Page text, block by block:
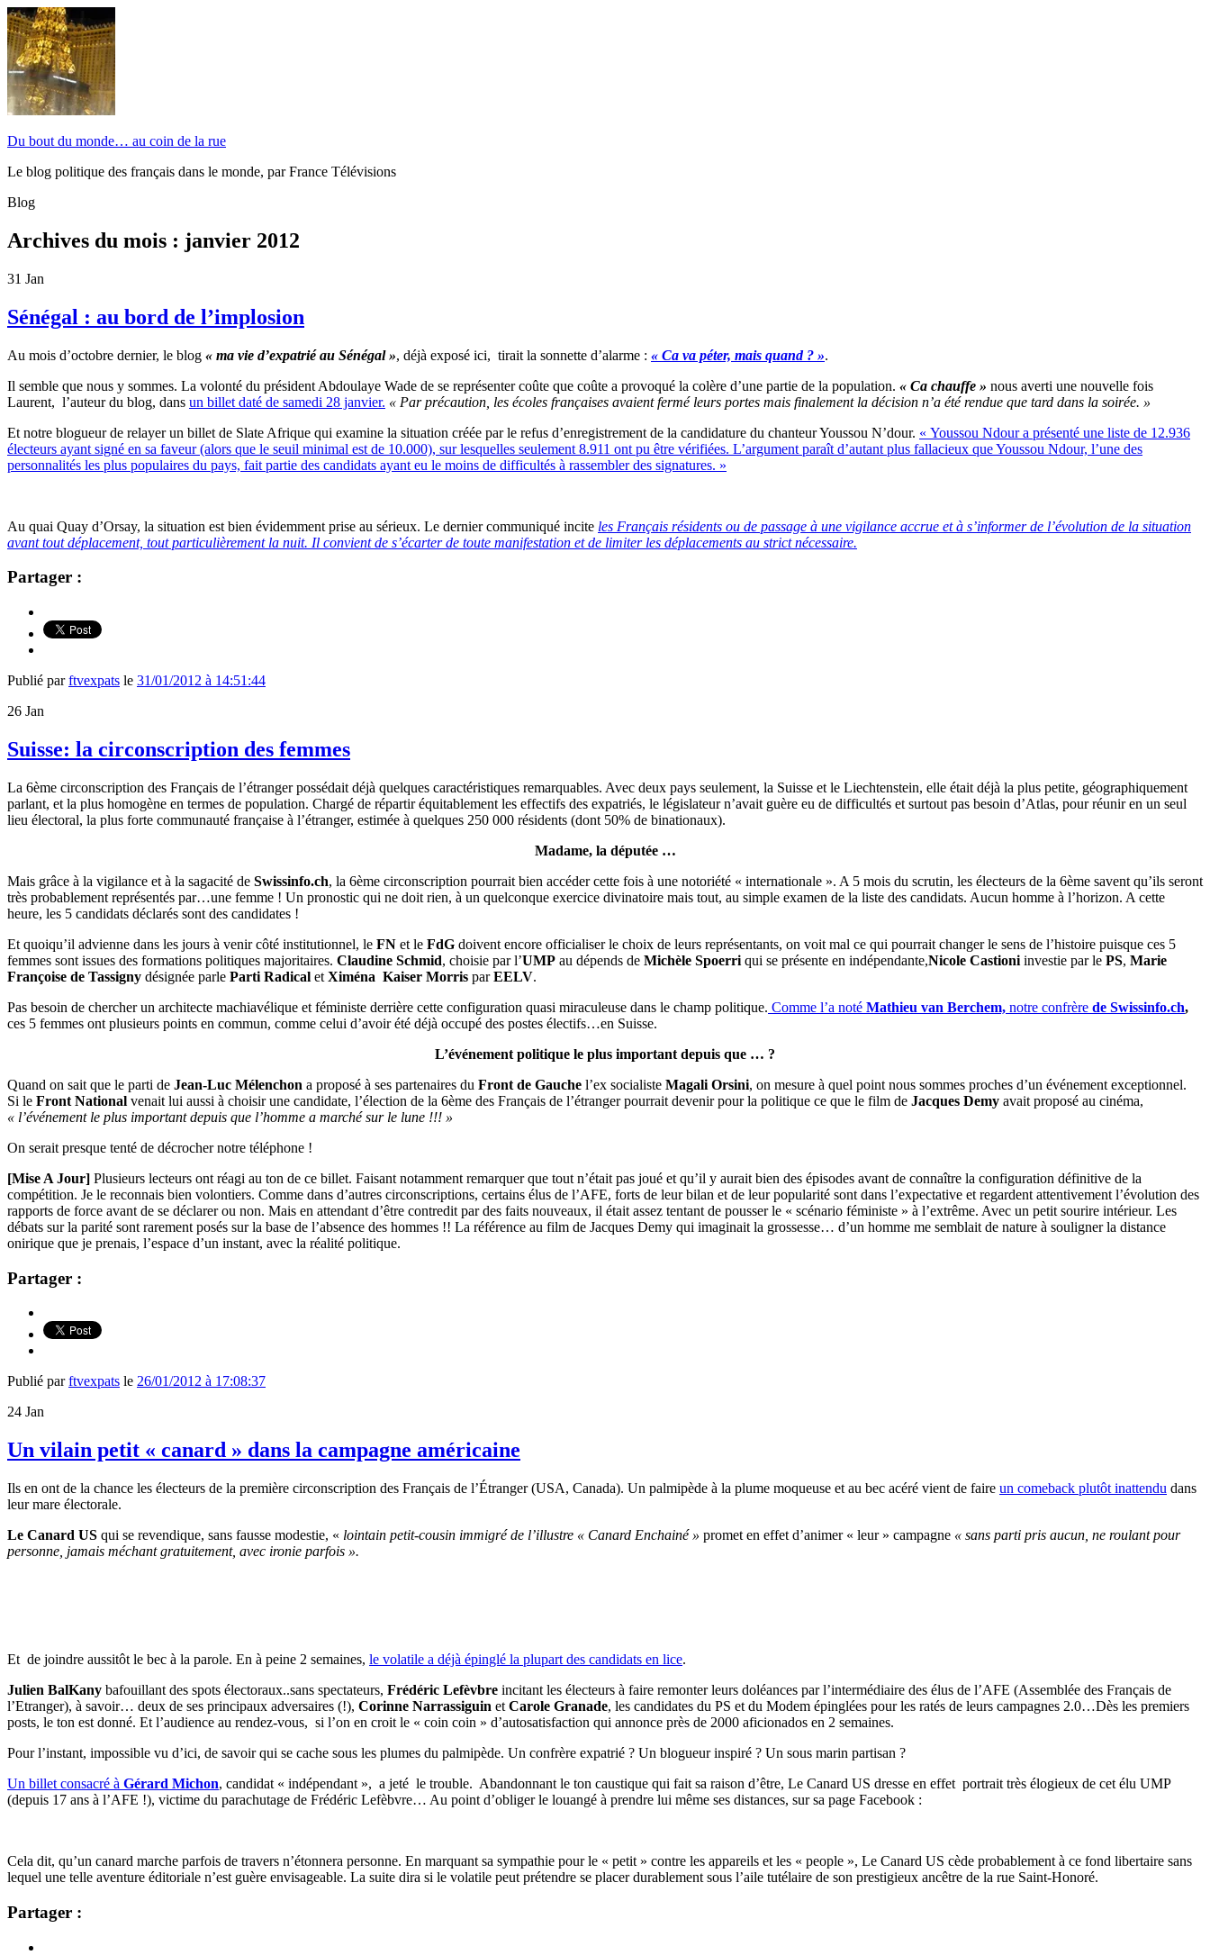
Du bout du monde… au coin de la rue
Le blog politique des français dans le monde, par France Télévisions
Blog
Archives du mois : janvier 2012
31 Jan
Sénégal : au bord de l’implosion
Au mois d’octobre dernier, le blog « ma vie d’expatrié au Sénégal », déjà exposé ici, tirait la sonnette d’alarme : « Ca va péter, mais quand ? ».
Il semble que nous y sommes. La volonté du président Abdoulaye Wade de se représenter coûte que coûte a provoqué la colère d’une partie de la population. « Ca chauffe » nous averti une nouvelle fois
Laurent, l’auteur du blog, dans un billet daté de samedi 28 janvier. « Par précaution, les écoles françaises avaient fermé leurs portes mais finalement la décision n’a été rendue que tard dans la soirée. »
Et notre blogueur de relayer un billet de Slate Afrique qui examine la situation créée par le refus d’enregistrement de la candidature du chanteur Youssou N’dour. « Youssou Ndour a présenté une liste de 12.936
électeurs ayant signé en sa faveur (alors que le seuil minimal est de 10.000), sur lesquelles seulement 8.911 ont pu être vérifiées. L’argument paraît d’autant plus fallacieux que Youssou Ndour, l’une des
personnalités les plus populaires du pays, fait partie des candidats ayant eu le moins de difficultés à rassembler des signatures. »
Au quai Quay d’Orsay, la situation est bien évidemment prise au sérieux. Le dernier communiqué incite les Français résidents ou de passage à une vigilance accrue et à s’informer de l’évolution de la situation
avant tout déplacement, tout particulièrement la nuit. Il convient de s’écarter de toute manifestation et de limiter les déplacements au strict nécessaire.
Partager :
Publié parftvexpats le 31/01/2012 à 14:51:44
26 Jan
Suisse: la circonscription des femmes
La 6ème circonscription des Français de l’étranger possédait déjà quelques caractéristiques remarquables. Avec deux pays seulement, la Suisse et le Liechtenstein, elle était déjà la plus petite, géographiquement
parlant, et la plus homogène en termes de population. Chargé de répartir équitablement les effectifs des expatriés, le législateur n’avait guère eu de difficultés et surtout pas besoin d’Atlas, pour réunir en un seul
lieu électoral, la plus forte communauté française à l’étranger, estimée à quelques 250 000 résidents (dont 50% de binationaux).
Madame, la députée …
Mais grâce à la vigilance et à la sagacité de Swissinfo.ch, la 6ème circonscription pourrait bien accéder cette fois à une notoriété « internationale ». A 5 mois du scrutin, les électeurs de la 6ème savent qu’ils seront
très probablement représentés par…une femme ! Un pronostic qui ne doit rien, à un quelconque exercice divinatoire mais tout, au simple examen de la liste des candidats. Aucun homme à l’horizon. A cette
heure, les 5 candidats déclarés sont des candidates !
Et quoiqu’il advienne dans les jours à venir côté institutionnel, le FN et le FdG doivent encore officialiser le choix de leurs représentants, on voit mal ce qui pourrait changer le sens de l’histoire puisque ces 5
femmes sont issues des formations politiques majoritaires. Claudine Schmid, choisie par l’UMP au dépends de Michèle Spoerri qui se présente en indépendante,Nicole Castioni investie par le PS, Marie
Françoise de Tassigny désignée parle Parti Radical et Xiména Kaiser Morris parEELV.
Pas besoin de chercher un architecte machiavélique et féministe derrière cette configuration quasi miraculeuse dans le champ politique. Comme l’a noté Mathieu van Berchem, notre confrère de Swissinfo.ch,
ces 5 femmes ont plusieurs points en commun, comme celui d’avoir été déjà occupé des postes électifs…en Suisse.
L’événement politique le plus important depuis que … ?
Quand on sait que le parti de Jean-Luc Mélenchon a proposé à ses partenaires du Front de Gauche l’ex socialiste Magali Orsini, on mesure à quel point nous sommes proches d’un événement exceptionnel.
Si le Front National venait lui aussi à choisir une candidate, l’élection de la 6ème des Français de l’étranger pourrait devenir pour la politique ce que le film de Jacques Demy avait proposé au cinéma,
« l’événement le plus important depuis que l’homme a marché sur le lune !!! »
On serait presque tenté de décrocher notre téléphone !
[Mise A Jour] Plusieurs lecteurs ont réagi au ton de ce billet. Faisant notamment remarquer que tout n’était pas joué et qu’il y aurait bien des épisodes avant de connaître la configuration définitive de la
compétition. Je le reconnais bien volontiers. Comme dans d’autres circonscriptions, certains élus de l’AFE, forts de leur bilan et de leur popularité sont dans l’expectative et regardent attentivement l’évolution des
rapports de force avant de se déclarer ou non. Mais en attendant d’être contredit par des faits nouveaux, il était assez tentant de pousser le « scénario féministe » à l’extrême. Avec un petit sourire intérieur. Les
débats sur la parité sont rarement posés sur la base de l’absence des hommes !! La référence au film de Jacques Demy qui imaginait la grossesse… d’un homme me semblait de nature à souligner la distance
onirique que je prenais, l’espace d’un instant, avec la réalité politique.
Partager :
Publié parftvexpats le 26/01/2012 à 17:08:37
24 Jan
Un vilain petit « canard » dans la campagne américaine
Ils en ont de la chance les électeurs de la première circonscription des Français de l’Étranger (USA, Canada). Un palmipède à la plume moqueuse et au bec acéré vient de faire un comeback plutôt inattendu dans
leur mare électorale.
Le Canard US qui se revendique, sans fausse modestie, « lointain petit-cousin immigré de l’illustre « Canard Enchainé » promet en effet d’animer « leur » campagne « sans parti pris aucun, ne roulant pour
personne, jamais méchant gratuitement, avec ironie parfois ».
Et de joindre aussitôt le bec à la parole. En à peine 2 semaines, le volatile a déjà épinglé la plupart des candidats en lice.
Julien BalKany bafouillant des spots électoraux..sans spectateurs, Frédéric Lefèvbre incitant les électeurs à faire remonter leurs doléances par l’intermédiaire des élus de l’AFE (Assemblée des Français de
l’Etranger), à savoir… deux de ses principaux adversaires (!), Corinne Narrassiguin et Carole Granade, les candidates du PS et du Modem épinglées pour les ratés de leurs campagnes 2.0…Dès les premiers
posts, le ton est donné. Et l’audience au rendez-vous, si l’on en croit le « coin coin » d’autosatisfaction qui annonce près de 2000 aficionados en 2 semaines.
Pour l’instant, impossible vu d’ici, de savoir qui se cache sous les plumes du palmipède. Un confrère expatrié ? Un blogueur inspiré ? Un sous marin partisan ?
Un billet consacré à Gérard Michon, candidat « indépendant », a jeté le trouble. Abandonnant le ton caustique qui fait sa raison d’être, Le Canard US dresse en effet portrait très élogieux de cet élu UMP
(depuis 17 ans à l’AFE !), victime du parachutage de Frédéric Lefèbvre… Au point d’obliger le louangé à prendre lui même ses distances, sur sa page Facebook :
Cela dit, qu’un canard marche parfois de travers n’étonnera personne. En marquant sa sympathie pour le « petit » contre les appareils et les « people », Le Canard US cède probablement à ce fond libertaire sans
lequel une telle aventure éditoriale n’est guère envisageable. La suite dira si le volatile peut prétendre se placer durablement sous l’aile tutélaire de son prestigieux ancêtre de la rue Saint-Honoré.
Partager :